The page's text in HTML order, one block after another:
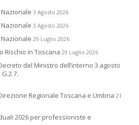
3 Agosto 2026
3 Agosto 2026
29 Luglio 2026
Rischio in Toscana 29 Luglio 2026
del Ministro dell’interno 3 agosto
Regionale Toscana e Umbria 21
2026 per professioniste e